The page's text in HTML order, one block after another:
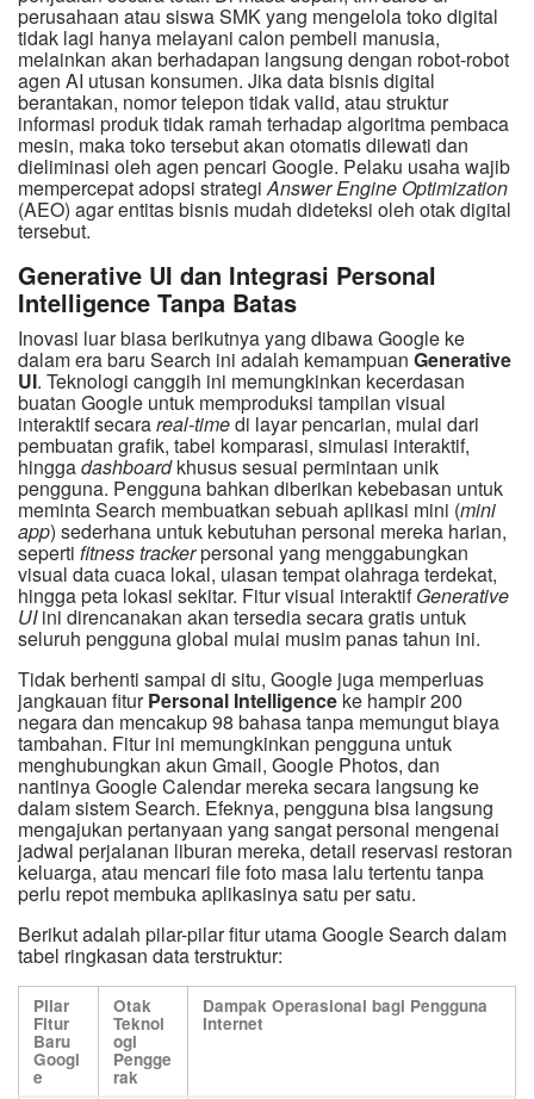
perusahaan atau siswa SMK yang mengelola toko digital
tidak lagi hanya melayani calon pembeli manusia,
melainkan akan berhadapan langsung dengan robot-robot
agen AI utusan konsumen. Jika data bisnis digital
berantakan, nomor telepon tidak valid, atau struktur
informasi produk tidak ramah terhadap algoritma pembaca
mesin, maka toko tersebut akan otomatis dilewati dan
dieliminasi oleh agen pencari Google. Pelaku usaha wajib
mempercepat adopsi strategiAnswer Engine Optimization
(AEO) agar entitas bisnis mudah dideteksi oleh otak digital
tersebut.
Generative UI dan Integrasi Personal
Intelligence Tanpa Batas
Inovasi luar biasa berikutnya yang dibawa Google ke
dalam era baru Search ini adalah kemampuan Generative
UI. Teknologi canggih ini memungkinkan kecerdasan
buatan Google untuk memproduksi tampilan visual
interaktif secarareal-timedi layar pencarian, mulai dari
pembuatan grafik, tabel komparasi, simulasi interaktif,
hinggadashboardkhusus sesuai permintaan unik
pengguna. Pengguna bahkan diberikan kebebasan untuk
meminta Search membuatkan sebuah aplikasi mini (mini
app) sederhana untuk kebutuhan personal mereka harian,
seperti fitness trackerpersonal yang menggabungkan
visual data cuaca lokal, ulasan tempat olahraga terdekat,
hingga peta lokasi sekitar. Fitur visual interaktifGenerative
UIini direncanakan akan tersedia secara gratis untuk
seluruh pengguna global mulai musim panas tahun ini.
Tidak berhenti sampai di situ, Google juga memperluas
jangkauan fiturPersonal Intelligenceke hampir 200
negara dan mencakup 98 bahasa tanpa memungut biaya
tambahan. Fitur ini memungkinkan pengguna untuk
menghubungkan akun Gmail, Google Photos, dan
nantinya Google Calendar mereka secara langsung ke
dalam sistem Search. Efeknya, pengguna bisa langsung
mengajukan pertanyaan yang sangat personal mengenai
jadwal perjalanan liburan mereka, detail reservasi restoran
keluarga, atau mencari file foto masa lalu tertentu tanpa
perlu repot membuka aplikasinya satu per satu.
Berikut adalah pilar-pilar fitur utama Google Search dalam
tabel ringkasan data terstruktur:
Pilar
Fitur
Baru
Googl
e
Otak
Teknol
ogi
Pengge
rak
Dampak Operasional bagi Pengguna
Internet